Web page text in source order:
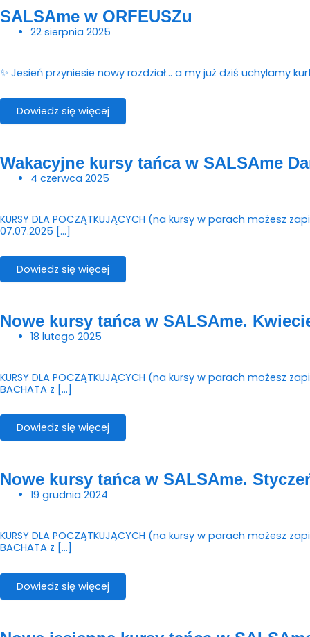
SALSAme w ORFEUSZu
22 sierpnia 2025
✨ Jesień przyniesie nowy rozdział… a my już dziś uchylamy
Dowiedz się więcej
Wakacyjne kursy tańca w SALSAme
4 czerwca 2025
KURSY DLA POCZĄTKUJĄCYCH (na kursy w parach możesz
07.07.2025 […]
Dowiedz się więcej
Nowe kursy tańca w SALSAme.
18 lutego 2025
KURSY DLA POCZĄTKUJĄCYCH (na kursy w parach możesz
BACHATA z […]
Dowiedz się więcej
Nowe kursy tańca w SALSAme.
19 grudnia 2024
KURSY DLA POCZĄTKUJĄCYCH (na kursy w parach możesz
BACHATA z […]
Dowiedz się więcej